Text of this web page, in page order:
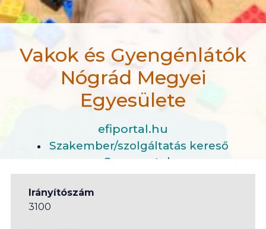
Vakok és Gyengénlátók
Nógrád Megyei
Egyesülete
efiportal.hu
Szakember/szolgáltatás kereső
Szervezetek
Vakok és Gyengénlátók Nógrád Megyei Egyesülete
Irányítószám
3100